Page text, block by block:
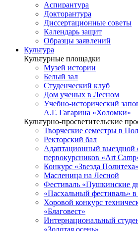
Аспирантура
Докторантура
Диссертационные советы
Календарь защит
Образцы заявлений
Культура
Культурные площадки
Музей истории
Белый зал
Студенческий клуб
Дом ученых в Лесном
Учебно-исторический
А.Г. Гагарина «Холомки»
Культурно-просветительские
Творческие семестры в
Ректорский бал
Адаптационный выездной
первокурсников «Art
Конкурс «Звезда Политеха»
Масленица на Лесной
Фестиваль «Пушкинские
«Пасхальный фестиваль»
Хоровой конкурс
«Благовест»
Интернациональный
«Золотая осень»